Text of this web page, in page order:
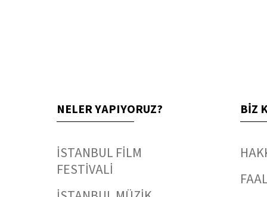
NELER YAPIYORUZ?
İSTANBUL FİLM
FESTİVALİ
BİZ